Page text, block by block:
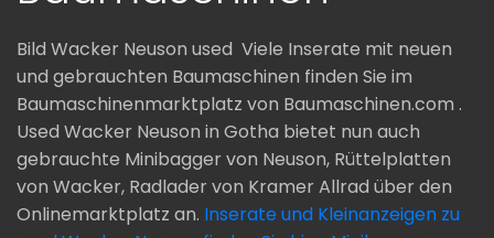
Bild Wacker Neuson used Viele Inserate mit neuen
und gebrauchten Baumaschinen finden Sie im
Baumaschinenmarktplatz von Baumaschinen.com .
Used Wacker Neuson in Gotha bietet nun auch
gebrauchte Minibagger von Neuson, Rüttelplatten
von Wacker, Radlader von Kramer Allrad über den
Onlinemarktplatz an. Inserate und Kleinanzeigen zu